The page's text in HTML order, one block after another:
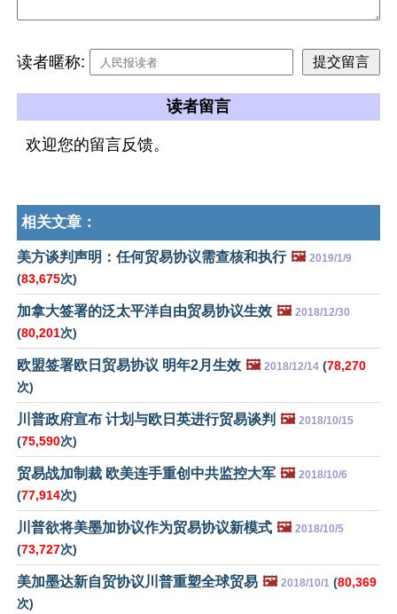
读者暱称:
读者留言
欢迎您的留言反馈。
相关文章：
美方谈判声明：任何贸易协议需查核和执行 🖼️ 2019/1/9
(83,675次)
加拿大签署的泛太平洋自由贸易协议生效 🖼️ 2018/12/30
(80,201次)
欧盟签署欧日贸易协议 明年2月生效 🖼️ 2018/12/14 (78,270
次)
川普政府宣布 计划与欧日英进行贸易谈判 🖼️ 2018/10/15
(75,590次)
贸易战加制裁 欧美连手重创中共监控大军 🖼️ 2018/10/6
(77,914次)
川普欲将美墨加协议作为贸易协议新模式 🖼️ 2018/10/5
(73,727次)
美加墨达新自贸协议川普重塑全球贸易 🖼️ 2018/10/1 (80,369
次)